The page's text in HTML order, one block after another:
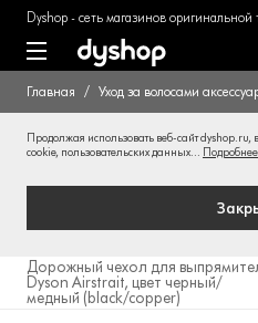
Dyshop - сеть магазинов оригинальной
Главная Уход за волосами
Продолжая использовать веб-сайт dyshop.ru,
cookie, пользовательских данных... Подробнее
Дорожный чехол для
Dyson Airstrait, цвет черный/
медный (black/copper)